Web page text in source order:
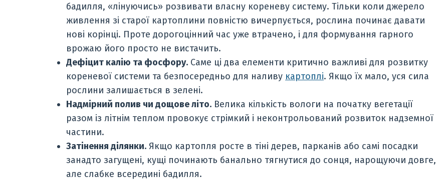
бадилля, «лінуючись» розвивати власну кореневу систему. Тільки коли джерело
живлення зі старої картоплини повністю вичерпується, рослина починає давати
нові корінці. Проте дорогоцінний час уже втрачено, і для формування гарного
врожаю його просто не вистачить.
Дефіцит калію та фосфору. Саме ці два елементи критично важливі для розвитку
кореневої системи та безпосередньо для наливу картоплі. Якщо їх мало, уся сила
рослини залишається в зелені.
Надмірний полив чи дощове літо. Велика кількість вологи на початку вегетації
разом із літнім теплом провокує стрімкий і неконтрольований розвиток надземної
частини.
Затінення ділянки. Якщо картопля росте в тіні дерев, парканів або самі посадки
занадто загущені, кущі починають банально тягнутися до сонця, нарощуючи довге,
але слабке всередині бадилля.